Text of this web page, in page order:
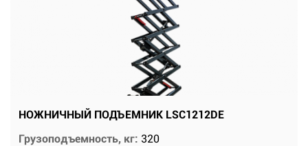
НОЖНИЧНЫЙ ПОДЪЕМНИК LSC1212DE
Грузоподъемность, кг: 320